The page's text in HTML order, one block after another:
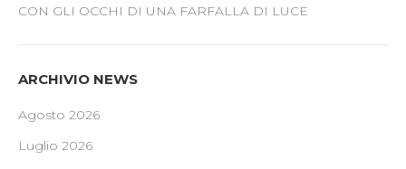
CON GLI OCCHI DI UNA FARFALLA DI LUCE
ARCHIVIO NEWS
Agosto 2026
Luglio 2026